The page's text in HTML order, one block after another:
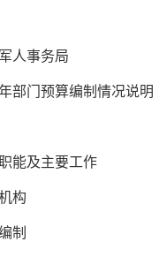
人事务局
部门预算编制情况说明
能及主要工作
构
制